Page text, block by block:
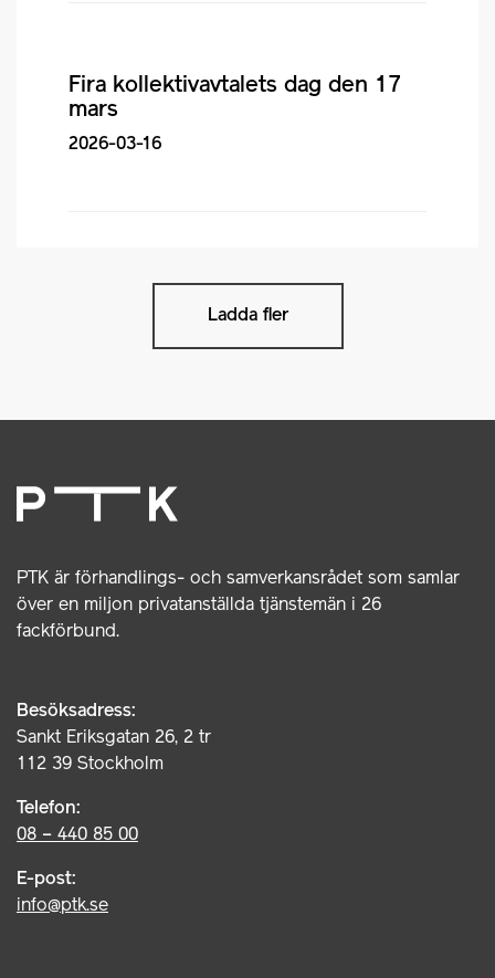
Fira kollektivavtalets dag den 17
mars
2026-03-16
Ladda fler
PTK är förhandlings- och samverkansrådet som samlar
över en miljon privatanställda tjänstemän i 26
fackförbund.
Besöksadress:
Sankt Eriksgatan 26, 2 tr
112 39 Stockholm
Telefon:
08 – 440 85 00
E-post:
info@ptk.se